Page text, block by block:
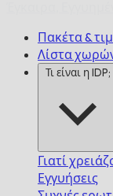
Πακέτα &
Λίστα
Τι είναι η IDP;
Γιατί
Εγγυήσεις